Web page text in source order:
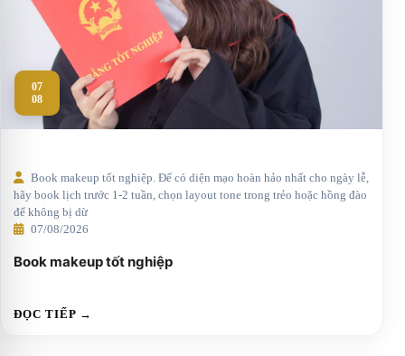
07
08
Book makeup tốt nghiệp. Để có diện mạo hoàn hảo nhất cho ngày lễ,
hãy book lịch trước 1-2 tuần, chọn layout tone trong trẻo hoặc hồng đào
để không bị dừ
07/08/2026
Book makeup tốt nghiệp
ĐỌC TIẾP →